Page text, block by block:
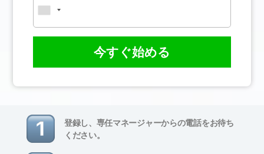
今すぐ始める
登録し、専任マネージャーからの電話をお待ち
ください。